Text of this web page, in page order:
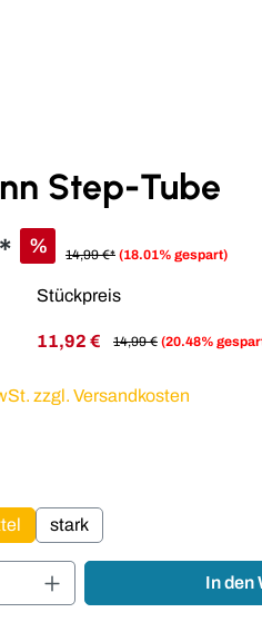
Step-Tube
% 14,99 €* (18.01% gespart)
Stückpreis
11,92 € 14,99 € (20.48%
zzgl. Versandkosten
stark
Gib den In den